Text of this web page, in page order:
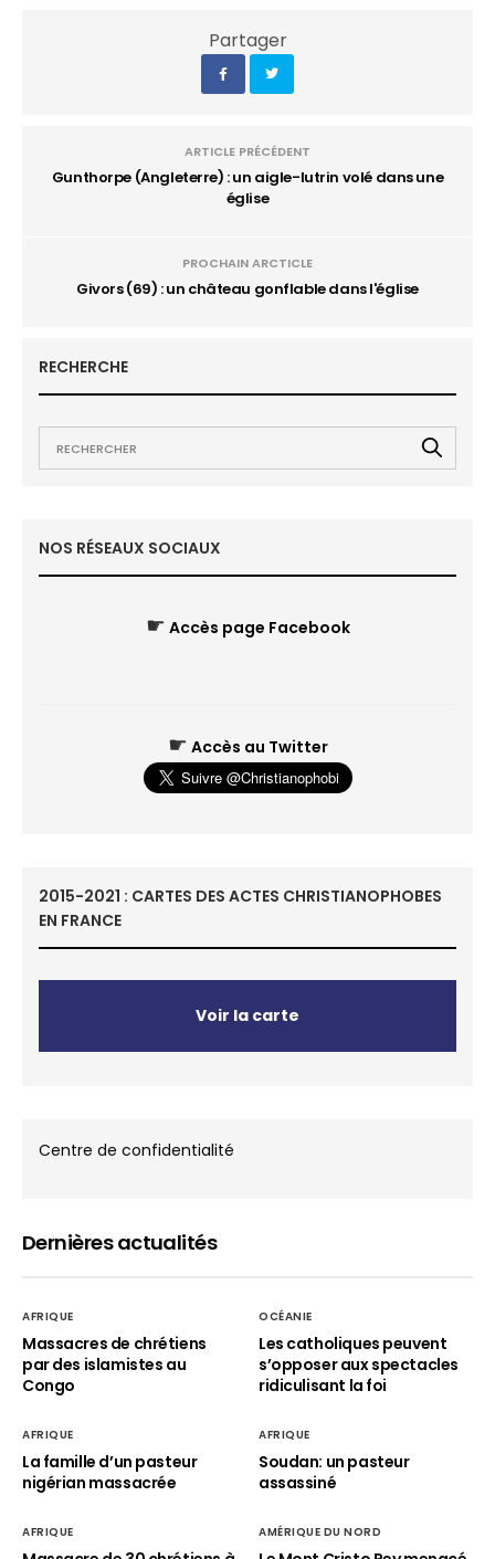
Partager
ARTICLE PRÉCÉDENT
Gunthorpe (Angleterre) : un aigle-lutrin volé dans une
église
PROCHAIN ARCTICLE
Givors (69) : un château gonflable dans l'église
RECHERCHE
NOS RÉSEAUX SOCIAUX
☛ Accès page Facebook
☛ Accès au Twitter
2015-2021 : CARTES DES ACTES CHRISTIANOPHOBES
EN FRANCE
Voir la carte
Centre de confidentialité
Dernières actualités
AFRIQUE
Massacres de chrétiens
par des islamistes au
Congo
OCÉANIE
Les catholiques peuvent
s’opposer aux spectacles
ridiculisant la foi
AFRIQUE
La famille d’un pasteur
nigérian massacrée
AFRIQUE
Soudan: un pasteur
assassiné
AFRIQUE AMÉRIQUE DU NORD